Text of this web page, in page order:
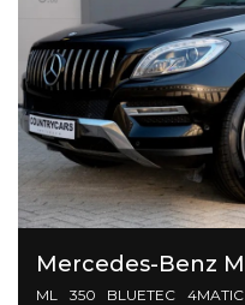
Mercedes-Benz
ML 350 BLUETEC